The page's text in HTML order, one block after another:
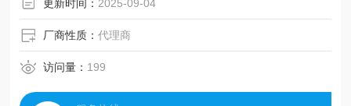
更新时间： 2025-09-04
厂商性质：代理商
访问量： 199